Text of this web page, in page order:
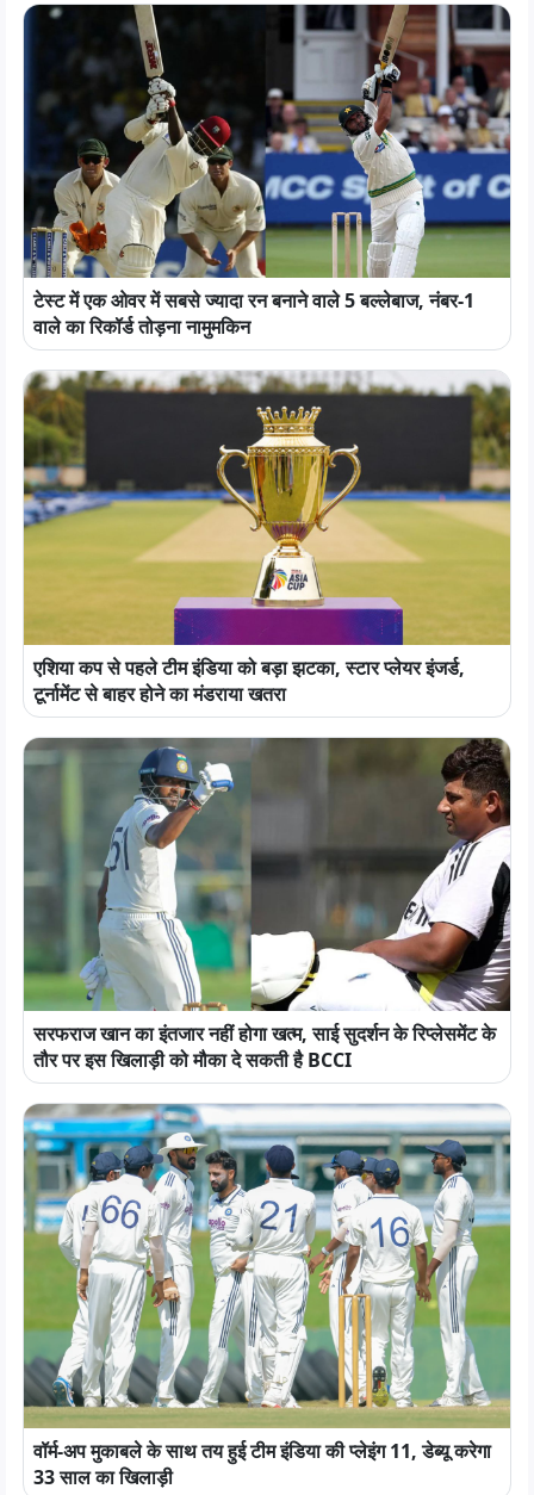
टेस्ट में एक ओवर में सबसे ज्यादा रन बनाने वाले 5 बल्लेबाज, नंबर-1
वाले का रिकॉर्ड तोड़ना नामुमकिन
एशिया कप से पहले टीम इंडिया को बड़ा झटका, स्टार प्लेयर इंजर्ड,
टूर्नामेंट से बाहर होने का मंडराया खतरा
सरफराज खान का इंतजार नहीं होगा खत्म, साई सुदर्शन के रिप्लेसमेंट के
तौर पर इस खिलाड़ी को मौका दे सकती है BCCI
वॉर्म-अप मुकाबले के साथ तय हुई टीम इंडिया की प्लेइंग 11, डेब्यू करेगा
33 साल का खिलाड़ी